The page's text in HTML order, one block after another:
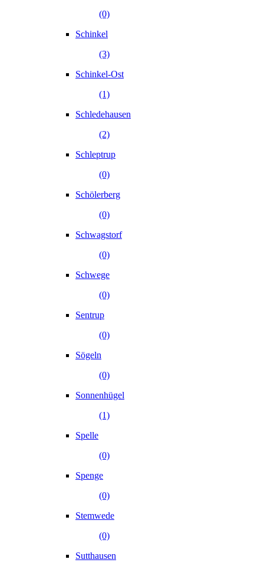
(0)
Schinkel
(3)
Schinkel-Ost
(1)
Schledehausen
(2)
Schleptrup
(0)
Schölerberg
(0)
Schwagstorf
(0)
Schwege
(0)
Sentrup
(0)
Sögeln
(0)
Sonnenhügel
(1)
Spelle
(0)
Spenge
(0)
Stemwede
(0)
Sutthausen